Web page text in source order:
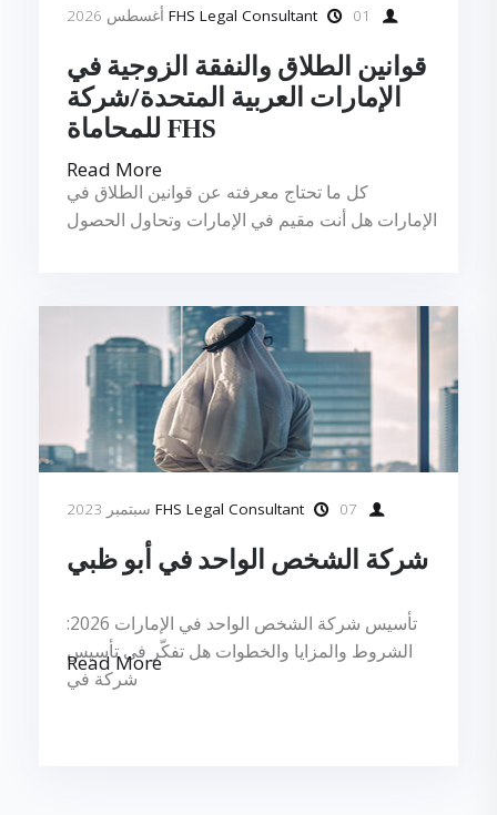
01 أغسطس 2026
قوانين الطلاق والنفقة الزوجية في
الإمارات العربية المتحدة/شركة
FHS للمحاماة
كل ما تحتاج معرفته عن قوانين الطلاق في
الإمارات هل أنت مقيم في الإمارات وتحاول الحصول
Read More
07 سبتمبر 2023
شركة الشخص الواحد في أبو ظبي
تأسيس شركة الشخص الواحد في الإمارات 2026:
الشروط والمزايا والخطوات هل تفكّر في تأسيس
شركة في
Read More